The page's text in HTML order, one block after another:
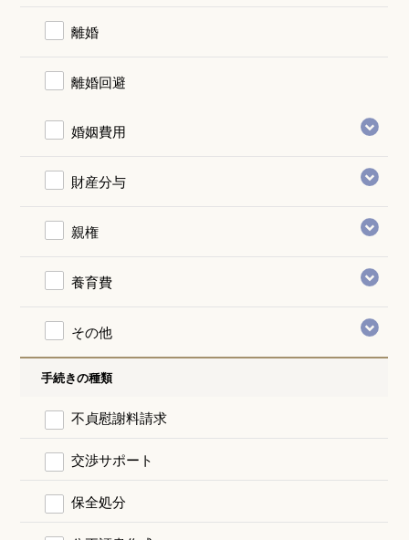
離婚
離婚回避
婚姻費用
財産分与
親権
養育費
その他
手続きの種類
不貞慰謝料請求
交渉サポート
保全処分